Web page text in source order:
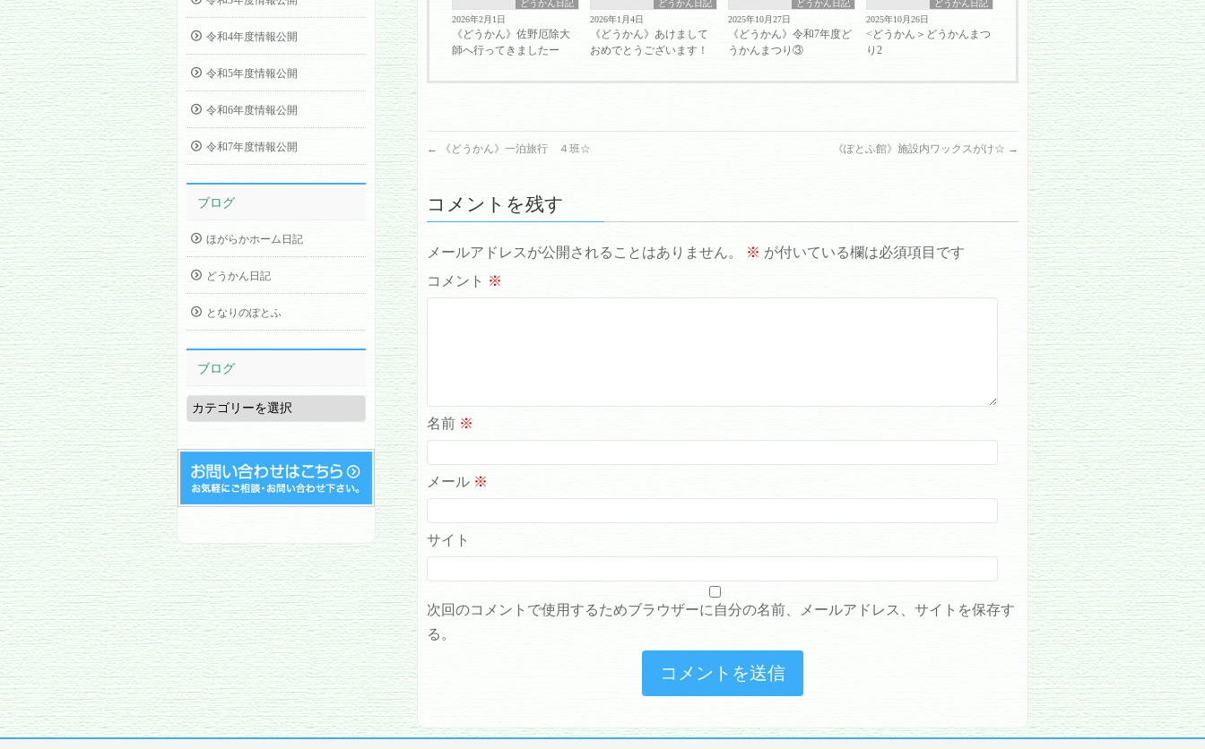
どうかん日記
2026年2月1日
《どうかん》佐野厄除大
師へ行ってきましたー
どうかん日記
2026年1月4日
《どうかん》あけまして
おめでとうございます！
どうかん日記
2025年10月27日
《どうかん》令和7年度ど
うかんまつり③
どうかん日記
2025年10月26日
<どうかん＞どうかんまつ
り2
← 《どうかん》一泊旅行 ４班☆ 《ぽとふ館》施設内ワックスがけ☆ →
コメントを残す
メールアドレスが公開されることはありません。 ※ が付いている欄は必須項目です
コメント ※
名前 ※
メール ※
サイト
次回のコメントで使用するためブラウザーに自分の名前、メールアドレス、サイトを保存す
る。
令和4年度情報公開
令和5年度情報公開
令和6年度情報公開
令和7年度情報公開
ブログ
ほがらかホーム日記
どうかん日記
となりのぽとふ
ブログ
ブ
ロ
グ